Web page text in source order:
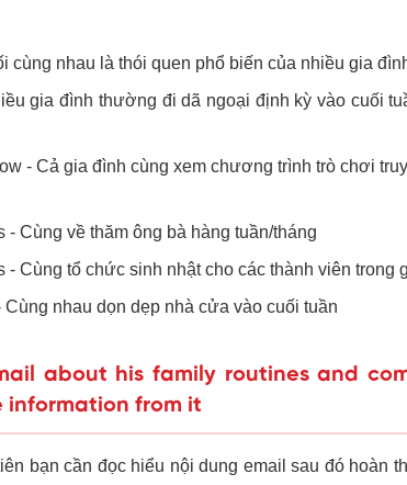
cùng nhau là thói quen phổ biến của nhiều gia
gia đình thường đi dã ngoại định kỳ vào cuối
- Cả gia đình cùng xem chương trình trò chơi
- Cùng về thăm ông bà hàng tuần/tháng
- Cùng tổ chức sinh nhật cho các thành viên trong
nhau dọn dẹp nhà cửa vào cuối tuần
about his family routines and
from it
bạn cần đọc hiểu nội dung email sau đó hoàn